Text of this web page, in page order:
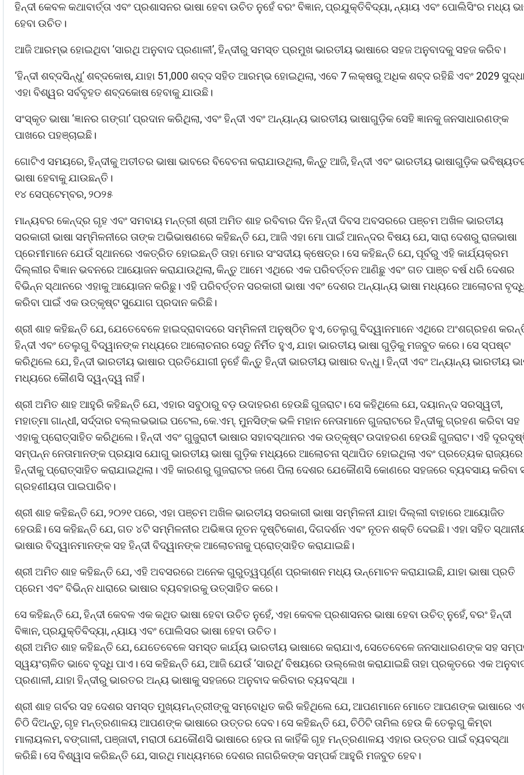
ହିନ୍ଦୀ କେବଳ କଥାବାର୍ତ୍ତା ଏବଂ ପ୍ରଶାସନର ଭାଷା ହେବା ଉଚିତ ନୁହେଁ ବରଂ ବିଜ୍ଞାନ, ପ୍ରଯୁକ୍ତିବିଦ୍ୟା, ନ୍ୟାୟ ଏବଂ ପୋଲିସିଂର ମଧ୍ୟ
ହେବା ଉଚିତ।
ଆଜି ଆରମ୍ଭ ହୋଇଥିବା ‘ସାରଥି ଅନୁବାଦ ପ୍ରଣାଳୀ’, ହିନ୍ଦୀରୁ ସମସ୍ତ ପ୍ରମୁଖ ଭାରତୀୟ ଭାଷାରେ ସହଜ ଅନୁବାଦକୁ ସହଜ କରିବ।
‘ହିନ୍ଦୀ ଶବ୍ଦସିନ୍ଧୁ’ ଶବ୍ଦକୋଷ, ଯାହା 51,000 ଶବ୍ଦ ସହିତ ଆରମ୍ଭ ହୋଇଥିଲା, ଏବେ 7 ଲକ୍ଷରୁ ଅଧିକ ଶବ୍ଦ ରହିଛି ଏବଂ 2029
ଏହା ବିଶ୍ୱର ସର୍ବବୃହତ ଶବ୍ଦକୋଷ ହେବାକୁ ଯାଉଛି।
ସଂସ୍କୃତ ଭାଷା ‘ଜ୍ଞାନର ଗଙ୍ଗା’ ପ୍ରଦାନ କରିଥିଲା, ଏବଂ ହିନ୍ଦୀ ଏବଂ ଅନ୍ୟାନ୍ୟ ଭାରତୀୟ ଭାଷାଗୁଡ଼ିକ ସେହି ଜ୍ଞାନକୁ ଜନସାଧାରଣଙ୍କ
ପାଖରେ ପହଞ୍ଚାଇଛି।
ଗୋଟିଏ ସମୟରେ, ହିନ୍ଦୀକୁ ଅତୀତର ଭାଷା ଭାବରେ ବିବେଚନା କରାଯାଉଥିଲା, କିନ୍ତୁ ଆଜି, ହିନ୍ଦୀ ଏବଂ ଭାରତୀୟ ଭାଷାଗୁଡ଼ିକ
ଭାଷା ହେବାକୁ ଯାଉଛନ୍ତି।
୧୪ ସେପ୍ଟେମ୍ବର, ୨୦୨୫
ମାନ୍ୟବର କେନ୍ଦ୍ର ଗୃହ ଏବଂ ସମବାୟ ମନ୍ତ୍ରୀ ଶ୍ରୀ ଅମିତ ଶାହ ରବିବାର ଦିନ ହିନ୍ଦୀ ଦିବସ ଅବସରରେ ପଞ୍ଚମ ଅଖିଳ ଭାରତୀୟ
ସରକାରୀ ଭାଷା ସମ୍ମିଳନୀରେ ତାଙ୍କ ଅଭିଭାଷଣରେ କହିଛନ୍ତି ଯେ, ଆଜି ଏହା ମୋ ପାଇଁ ଆନନ୍ଦର ବିଷୟ ଯେ, ସାରା ଦେଶରୁ ରାଜଭାଷା
ପ୍ରେମୀମାନେ ଯେଉଁ ସ୍ଥାନରେ ଏକତ୍ରିତ ହୋଇଛନ୍ତି ତାହା ମୋର ସଂସଦୀୟ କ୍ଷେତ୍ର। ସେ କହିଛନ୍ତି ଯେ, ପୂର୍ବରୁ ଏହି କାର୍ଯ୍ୟକ୍ରମ
ଦିଲ୍ଲୀର ବିଜ୍ଞାନ ଭବନରେ ଆୟୋଜନ କରାଯାଉଥିଲା, କିନ୍ତୁ ଆମେ ଏଥିରେ ଏକ ପରିବର୍ତ୍ତନ ଆଣିଛୁ ଏବଂ ଗତ ପାଞ୍ଚ ବର୍ଷ ଧରି ଦେଶର
ବିଭିନ୍ନ ସ୍ଥାନରେ ଏହାକୁ ଆୟୋଜନ କରିଛୁ। ଏହି ପରିବର୍ତ୍ତନ ସରକାରୀ ଭାଷା ଏବଂ ଦେଶର ଅନ୍ୟାନ୍ୟ ଭାଷା ମଧ୍ୟରେ ଆଲୋଚନା
କରିବା ପାଇଁ ଏକ ଉତ୍କୃଷ୍ଟ ସୁଯୋଗ ପ୍ରଦାନ କରିଛି।
ଶ୍ରୀ ଶାହ କହିଛନ୍ତି ଯେ, ଯେତେବେଳେ ହାଇଦ୍ରାବାଦରେ ସମ୍ମିଳନୀ ଅନୁଷ୍ଠିତ ହୁଏ, ତେଲୁଗୁ ବିଦ୍ୱାନମାନେ ଏଥିରେ ଅଂଶଗ୍ରହଣ
ହିନ୍ଦୀ ଏବଂ ତେଲୁଗୁ ବିଦ୍ୱାନଙ୍କ ମଧ୍ୟରେ ଆଲୋଚନାର ସେତୁ ନିର୍ମିତ ହୁଏ, ଯାହା ଭାରତୀୟ ଭାଷା ଗୁଡ଼ିକୁ ମଜବୁତ କରେ। ସେ ସ୍ପଷ୍ଟ
କରିଥିଲେ ଯେ, ହିନ୍ଦୀ ଭାରତୀୟ ଭାଷାର ପ୍ରତିଯୋଗୀ ନୁହେଁ କିନ୍ତୁ ହିନ୍ଦୀ ଭାରତୀୟ ଭାଷାର ବନ୍ଧୁ। ହିନ୍ଦୀ ଏବଂ ଅନ୍ୟାନ୍ୟ ଭାରତୀୟ
ମଧ୍ୟରେ କୌଣସି ଦ୍ୱନ୍ଦ୍ୱ ନାହିଁ।
ଶ୍ରୀ ଅମିତ ଶାହ ଆହୁରି କହିଛନ୍ତି ଯେ, ଏହାର ସବୁଠାରୁ ବଡ଼ ଉଦାହରଣ ହେଉଛି ଗୁଜରାଟ। ସେ କହିଥିଲେ ଯେ, ଦୟାନନ୍ଦ ସରସ୍ୱତୀ,
ମହାତ୍ମା ଗାନ୍ଧୀ, ସର୍ଦ୍ଦାର ବଲ୍ଲଭଭାଇ ପଟେଲ, କେ.ଏମ୍. ମୁନସିଙ୍କ ଭଳି ମହାନ ନେତାମାନେ ଗୁଜରାଟରେ ହିନ୍ଦୀକୁ ଗ୍ରହଣ କରିବା ସହ
ଏହାକୁ ପ୍ରୋତ୍ସାହିତ କରିଥିଲେ। ହିନ୍ଦୀ ଏବଂ ଗୁଜୁରାଟୀ ଭାଷାର ସହାବସ୍ଥାନର ଏକ ଉତ୍କୃଷ୍ଟ ଉଦାହରଣ ହେଉଛି ଗୁଜରାଟ। ଏହି
ସମ୍ପନ୍ନ ନେତାମାନଙ୍କ ପ୍ରୟାସ ଯୋଗୁ ଭାରତୀୟ ଭାଷା ଗୁଡ଼ିକ ମଧ୍ୟରେ ଆଲୋଚନା ସ୍ଥାପିତ ହୋଇଥିଲା ଏବଂ ପ୍ରତ୍ୟେକ ରାଜ୍ୟରେ
ହିନ୍ଦୀକୁ ପ୍ରୋତ୍ସାହିତ କରାଯାଇଥିଲା। ଏହି କାରଣରୁ ଗୁଜରାଟର ଜଣେ ପିଲା ଦେଶର ଯେକୌଣସି କୋଣରେ ସହଜରେ ବ୍ୟବସାୟ କରିବା
ଗ୍ରହଣୀୟତା ପାଇପାରିବ।
ଶ୍ରୀ ଶାହ କହିଛନ୍ତି ଯେ, ୨୦୨୧ ପରେ, ଏହା ପଞ୍ଚମ ଅଖିଳ ଭାରତୀୟ ସରକାରୀ ଭାଷା ସମ୍ମିଳନୀ ଯାହା ଦିଲ୍ଲୀ ବାହାରେ ଆୟୋଜିତ
ହେଉଛି। ସେ କହିଛନ୍ତି ଯେ, ଗତ ୪ଟି ସମ୍ମିଳନୀର ଅଭିଜ୍ଞତା ନୂତନ ଦୃଷ୍ଟିକୋଣ, ଦିଗଦର୍ଶନ ଏବଂ ନୂତନ ଶକ୍ତି ଦେଇଛି। ଏହା ସହିତ
ଭାଷାର ବିଦ୍ୱାନମାନଙ୍କ ସହ ହିନ୍ଦୀ ବିଦ୍ୱାନଙ୍କ ଆଲୋଚନାକୁ ପ୍ରୋତ୍ସାହିତ କରାଯାଇଛି।
ଶ୍ରୀ ଅମିତ ଶାହ କହିଛନ୍ତି ଯେ, ଏହି ଅବସରରେ ଅନେକ ଗୁରୁତ୍ୱପୂର୍ଣ୍ଣ ପ୍ରକାଶନ ମଧ୍ୟ ଉନ୍ମୋଚନ କରାଯାଇଛି, ଯାହା ଭାଷା ପ୍ରତି
ପ୍ରେମ ଏବଂ ବିଭିନ୍ନ ଧାରାରେ ଭାଷାର ବ୍ୟବହାରକୁ ଉତ୍ସାହିତ କରେ।
ସେ କହିଛନ୍ତି ଯେ, ହିନ୍ଦୀ କେବଳ ଏକ କଥିତ ଭାଷା ହେବା ଉଚିତ ନୁହେଁ, ଏହା କେବଳ ପ୍ରଶାସନର ଭାଷା ହେବା ଉଚିତ୍ ନୁହେଁ, ବରଂ ହିନ୍ଦୀ
ବିଜ୍ଞାନ, ପ୍ରଯୁକ୍ତିବିଦ୍ୟା, ନ୍ୟାୟ ଏବଂ ପୋଲିସର ଭାଷା ହେବା ଉଚିତ।
ଶ୍ରୀ ଅମିତ ଶାହ କହିଛନ୍ତି ଯେ, ଯେତେବେଳେ ସମସ୍ତ କାର୍ଯ୍ୟ ଭାରତୀୟ ଭାଷାରେ କରାଯାଏ, ସେତେବେଳେ ଜନସାଧାରଣଙ୍କ ସହ
ସ୍ୱୟଂଚାଳିତ ଭାବେ ବୃଦ୍ଧି ପାଏ। ସେ କହିଛନ୍ତି ଯେ, ଆଜି ଯେଉଁ ‘ସାରଥି’ ବିଷୟରେ ଉଲ୍ଲେଖ କରାଯାଇଛି ତାହା ପ୍ରକୃତରେ ଏକ
ପ୍ରଣାଳୀ, ଯାହା ହିନ୍ଦୀରୁ ଭାରତର ଅନ୍ୟ ଭାଷାକୁ ସହଜରେ ଅନୁବାଦ କରିବାର ବ୍ୟବସ୍ଥା ।
ଶ୍ରୀ ଶାହ ଗର୍ବର ସହ ଦେଶର ସମସ୍ତ ମୁଖ୍ୟମନ୍ତ୍ରୀଙ୍କୁ ସମ୍ବୋଧିତ କରି କହିଥିଲେ ଯେ, ଆପଣମାନେ ମୋତେ ଆପଣଙ୍କ ଭାଷାରେ
ଚିଠି ଦିଅନ୍ତୁ, ଗୃହ ମନ୍ତ୍ରଣାଳୟ ଆପଣଙ୍କ ଭାଷାରେ ଉତ୍ତର ଦେବ। ସେ କହିଛନ୍ତି ଯେ, ଚିଠିଟି ତାମିଲ ହେଉ କି ତେଲୁଗୁ କିମ୍ବା
ମାଲାୟଲମ, ବଙ୍ଗାଳୀ, ପଞ୍ଜାବୀ, ମରାଠୀ ଯେକୌଣସି ଭାଷାରେ ହେଉ ନା କାହିଁକି ଗୃହ ମନ୍ତ୍ରଣାଳୟ ଏହାର ଉତ୍ତର ପାଇଁ ବ୍ୟବସ୍ଥା
କରିଛି। ସେ ବିଶ୍ୱାସ କରିଛନ୍ତି ଯେ, ସାରଥି ମାଧ୍ୟମରେ ଦେଶର ନାଗରିକଙ୍କ ସମ୍ପର୍କ ଆହୁରି ମଜବୁତ ହେବ।